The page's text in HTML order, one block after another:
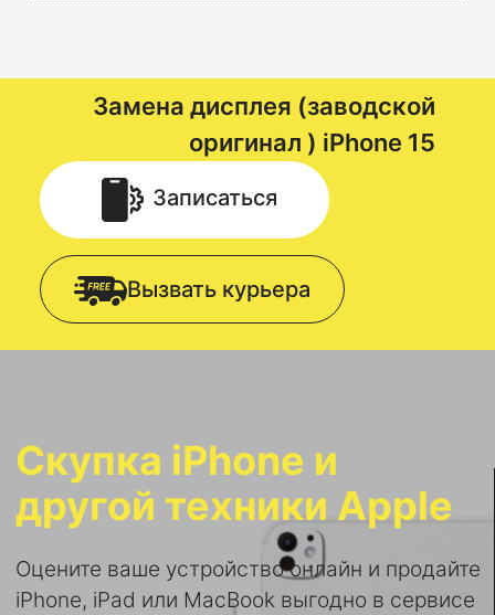
Замена дисплея (заводской
оригинал ) iPhone 15
Записаться
Вызвать курьера
Скупка iPhone и
другой техники Apple
Оцените ваше устройство онлайн и продайте
iPhone, iPad или MacBook выгодно в сервисе